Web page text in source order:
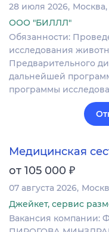
28 июля 2026 Москва
ООО "БИЛЛЛ"
Обязанности:
исследования
Предварительного
дальнейшей
программы
Медицинская
от 105 000 ₽
07 августа 2026
Джейкет, сервис
Вакансия